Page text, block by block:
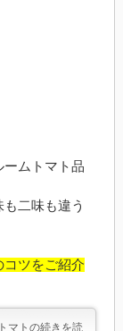
ームトマト品
二味も違う
コツをご紹介
マトの続きを読